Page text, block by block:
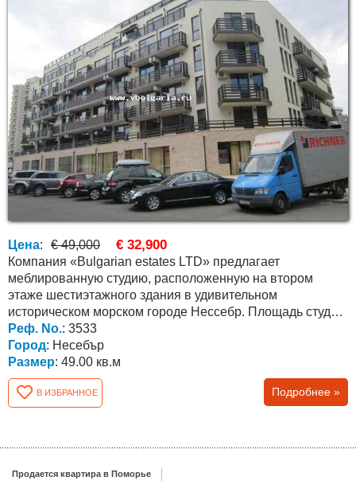
Цена: € 49,000 € 32,900
Компания «Bulgarian estates LTD» предлагает
меблированную студию, расположенную на втором
этаже шестиэтажного здания в удивительном
историческом морском городе Нессебр. Площадь студии
составляет 49,06 кв. м....
Реф. No.: 3533
Город: Несебър
Размер: 49.00 кв.м
В ИЗБРАННОЕ Подробнее »
Продается квартира в Поморье